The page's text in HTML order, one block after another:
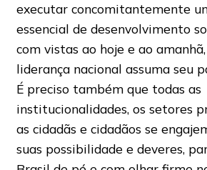
executar concomitantemente
essencial de desenvolvimento
com vistas ao hoje e ao
liderança nacional assuma seu
É preciso também que todas as
institucionalidades, os setores
as cidadãs e cidadãos se
suas possibilidade e deveres,